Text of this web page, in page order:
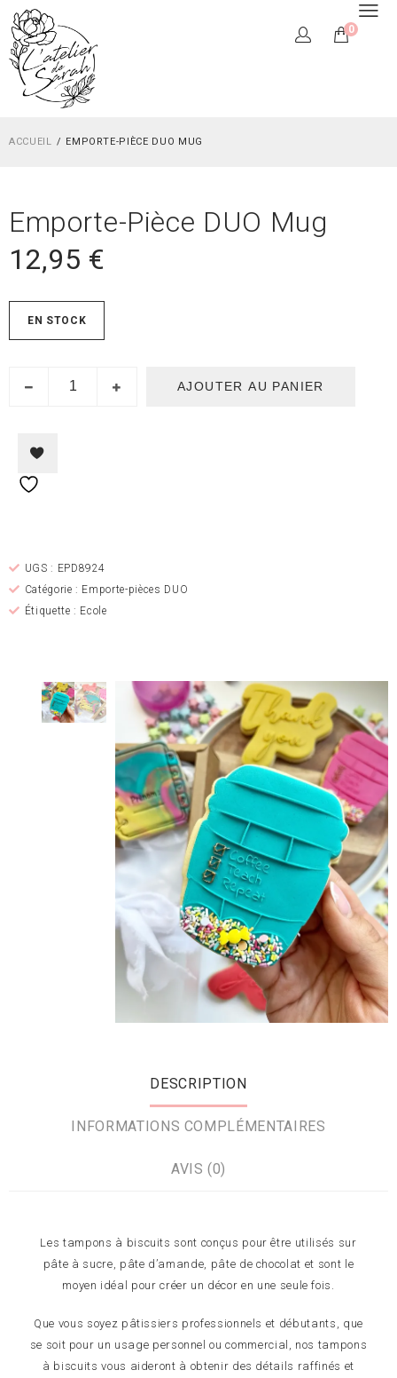
0
ACCUEIL EMPORTE-PIÈCE DUO MUG
Emporte-Pièce DUO Mug
12,95 €
EN STOCK
AJOUTER AU PANIER
UGS : EPD8924
Catégorie : Emporte-pièces DUO
Étiquette : Ecole
DESCRIPTION
INFORMATIONS COMPLÉMENTAIRES
AVIS (0)
Les tampons à biscuits sont conçus pour être utilisés sur
pâte à sucre, pâte d’amande, pâte de chocolat et sont le
moyen idéal pour créer un décor en une seule fois.
Que vous soyez pâtissiers professionnels et débutants, que
se soit pour un usage personnel ou commercial, nos tampons
à biscuits vous aideront à obtenir des détails raffinés et